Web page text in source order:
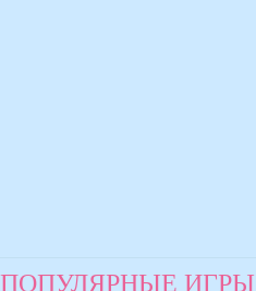
ПОПУЛЯРНЫЕ ИГРЫ